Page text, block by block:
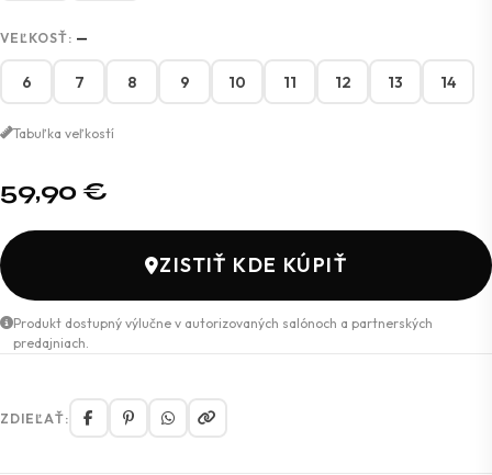
VEĽKOSŤ: —
6 7 8 9 10 11 12 13 14
Tabuľka veľkostí
59,90 €
ZISTIŤ KDE KÚPIŤ
Produkt dostupný výlučne v autorizovaných salónoch a partnerských
predajniach.
ZDIEĽAŤ: